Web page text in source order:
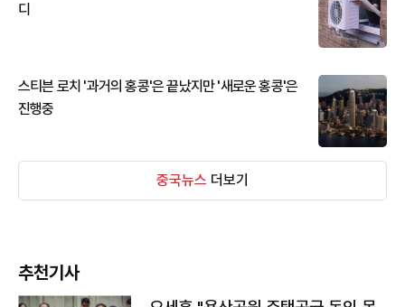
디
스티븐 로치 '과거의 홍콩'은 끝났지만 '새로운 홍콩'은
진행중
중국뉴스 더보기
추천기사